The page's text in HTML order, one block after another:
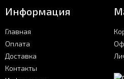
Информация
Главная
Оплата
Доставка
Контакты